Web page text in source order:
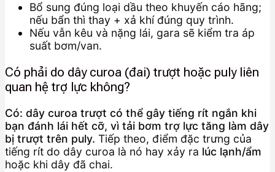
Bổ sung đúng loại dầu theo khuyến cáo hãng;
nếu bẩn thì thay + xả khí đúng quy trình.
Nếu vẫn kêu và nặng lái, gara sẽ kiểm tra áp
suất bơm/van.
Có phải do dây curoa (đai) trượt hoặc puly liên
quan hệ trợ lực không?
Có: dây curoa trượt có thể gây tiếng rít ngắn khi
bạn đánh lái hết cỡ, vì tải bơm trợ lực tăng làm dây
bị trượt trên puly. Tiếp theo, điểm đặc trưng của
tiếng rít do dây curoa là nó hay xảy ra lúc lạnh/ẩm
hoặc khi dây đã chai.